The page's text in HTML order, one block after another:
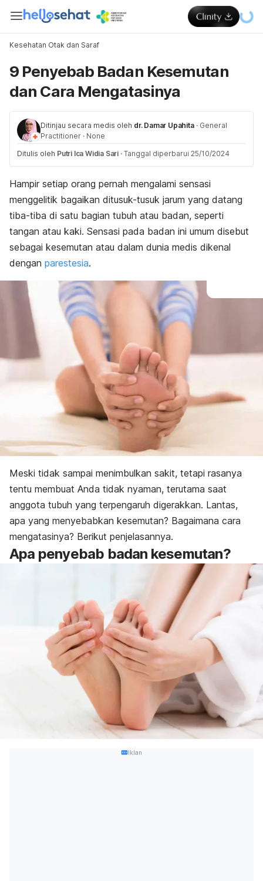
Kesehatan Otak dan Saraf
9 Penyebab Badan Kesemutan
dan Cara Mengatasinya
Ditinjau secara medis oleh dr. Damar Upahita · General
Practitioner · None
Ditulis oleh Putri Ica Widia Sari · Tanggal diperbarui 25/10/2024
Hampir setiap orang pernah mengalami sensasi
menggelitik bagaikan ditusuk-tusuk jarum yang datang
tiba-tiba di satu bagian tubuh atau badan, seperti
tangan atau kaki. Sensasi pada badan ini umum disebut
sebagai kesemutan atau dalam dunia medis dikenal
dengan parestesia.
Meski tidak sampai menimbulkan sakit, tetapi rasanya
tentu membuat Anda tidak nyaman, terutama saat
anggota tubuh yang terpengaruh digerakkan. Lantas,
apa yang menyebabkan kesemutan? Bagaimana cara
mengatasinya? Berikut penjelasannya.
Apa penyebab badan kesemutan?
Iklan